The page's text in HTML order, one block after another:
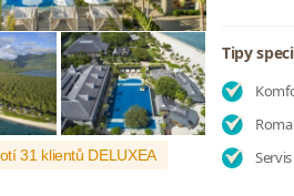
31 klientů DELUXEA
Tipy